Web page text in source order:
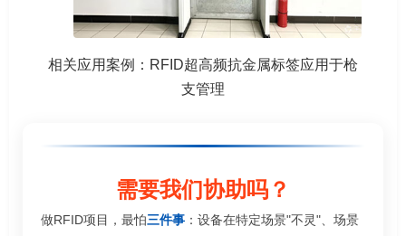
相关应用案例：RFID超高频抗金属标签应用于枪
支管理
需要我们协助吗？
做RFID项目，最怕三件事 ：设备在特定场景"不灵"、场景